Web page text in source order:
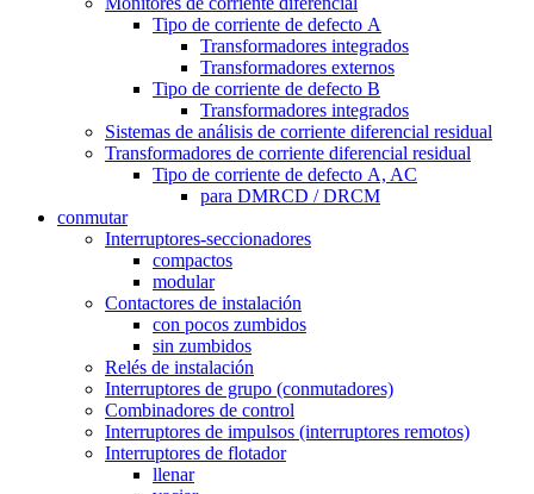
Tipo de corriente de defecto A
Transformadores integrados
Transformadores externos
Tipo de corriente de defecto B
Transformadores integrados
Sistemas de análisis de corriente diferencial residual
Transformadores de corriente diferencial residual
Tipo de corriente de defecto A, AC
para DMRCD / DRCM
conmutar
Interruptores-seccionadores
compactos
modular
Contactores de instalación
con pocos zumbidos
sin zumbidos
Relés de instalación
Interruptores de grupo (conmutadores)
Combinadores de control
Interruptores de impulsos (interruptores remotos)
Interruptores de flotador
llenar